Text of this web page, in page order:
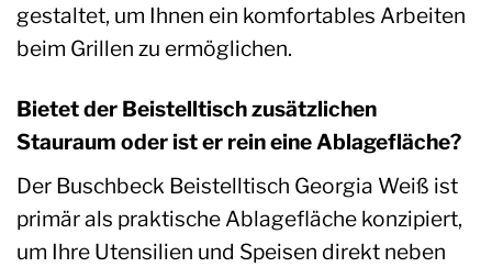
gestaltet, um Ihnen ein komfortables Arbeiten
beim Grillen zu ermöglichen.
Bietet der Beistelltisch zusätzlichen
Stauraum oder ist er rein eine Ablagefläche?
Der Buschbeck Beistelltisch Georgia Weiß ist
primär als praktische Ablagefläche konzipiert,
um Ihre Utensilien und Speisen direkt neben